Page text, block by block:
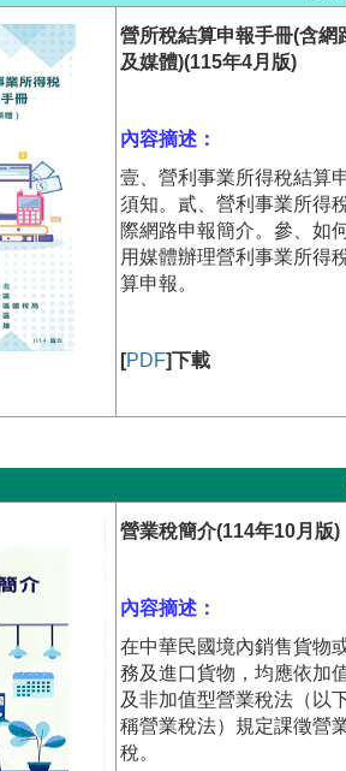
營所稅結算申報手冊(含網
及媒體)(115年4月版)
內容摘述：
壹、營利事業所得稅結算
須知。貳、營利事業所得
際網路申報簡介。參、如
用媒體辦理營利事業所得
算申報。
[PDF]下載
營業稅簡介(114年10月版)
內容摘述：
在中華民國境內銷售貨物
務及進口貨物，均應依加
及非加值型營業稅法（以
稱營業稅法）規定課徵營
稅。